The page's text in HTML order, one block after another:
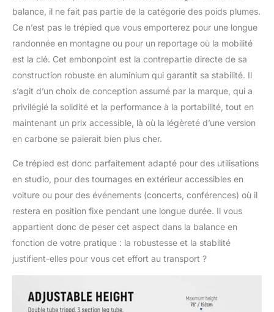
balance, il ne fait pas partie de la catégorie des poids plumes.
Ce n’est pas le trépied que vous emporterez pour une longue
randonnée en montagne ou pour un reportage où la mobilité
est la clé. Cet embonpoint est la contrepartie directe de sa
construction robuste en aluminium qui garantit sa stabilité. Il
s’agit d’un choix de conception assumé par la marque, qui a
privilégié la solidité et la performance à la portabilité, tout en
maintenant un prix accessible, là où la légèreté d’une version
en carbone se paierait bien plus cher.
Ce trépied est donc parfaitement adapté pour des utilisations
en studio, pour des tournages en extérieur accessibles en
voiture ou pour des événements (concerts, conférences) où il
restera en position fixe pendant une longue durée. Il vous
appartient donc de peser cet aspect dans la balance en
fonction de votre pratique : la robustesse et la stabilité
justifient-elles pour vous cet effort au transport ?